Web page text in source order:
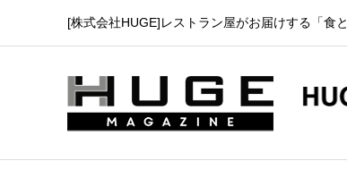
[株式会社HUGE]レストラン屋がお届けする「食